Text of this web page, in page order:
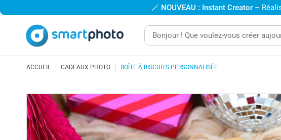
🪄 NOUVEAU : Instant Creator –
ACCUEIL CADEAUX PHOTO BOÎTE À BISCUITS PERSONNALISÉE